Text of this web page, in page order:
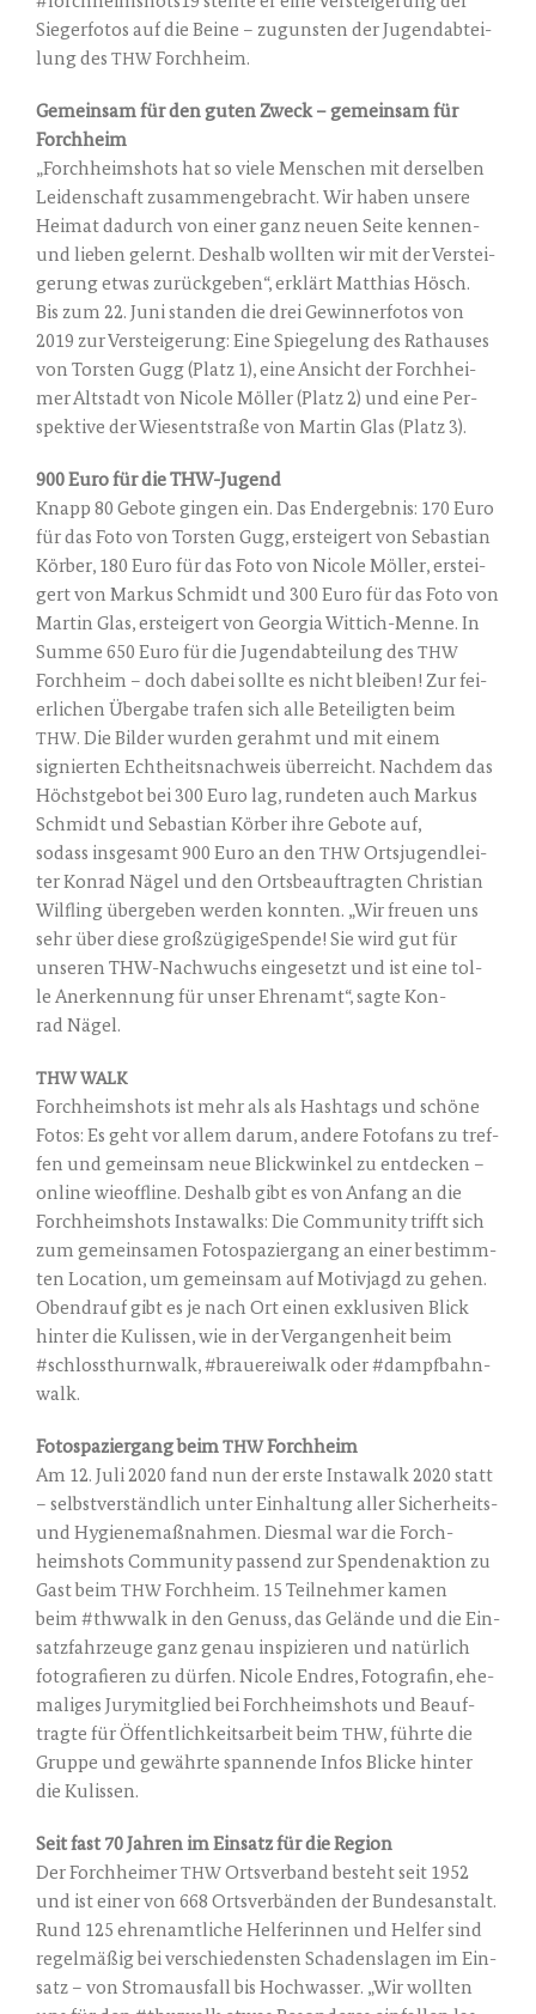
Sie­ger­fo­tos auf die Bei­ne – zuguns­ten der Jugend­ab­tei­
lung des THW Forchheim.
Gemein­sam für den guten Zweck – gemein­sam für
Forchheim
„Forch­heimshots hat so vie­le Men­schen mit der­sel­ben
Lei­den­schaft zusam­men­ge­bracht. Wir haben unse­re
Hei­mat dadurch von einer ganz neu­en Sei­te ken­nen-
und lie­ben gelernt. Des­halb woll­ten wir mit der Ver­stei­
ge­rung etwas zurück­ge­ben“, erklärt Mat­thi­as Hösch.
Bis zum 22. Juni stan­den die drei Gewin­ner­fo­tos von
2019 zur Ver­stei­ge­rung: Eine Spie­ge­lung des Rat­hau­ses
von Tors­ten Gugg (Platz 1), eine Ansicht der Forch­hei­
mer Alt­stadt von Nico­le Möl­ler (Platz 2) und eine Per­
spek­ti­ve der Wies­ent­stra­ße von Mar­tin Glas (Platz 3).
900 Euro für die THW-Jugend
Knapp 80 Gebo­te gin­gen ein. Das End­ergeb­nis: 170 Euro
für das Foto von Tors­ten Gugg, erstei­gert von Sebas­ti­an
Kör­ber, 180 Euro für das Foto von Nico­le Möl­ler, erstei­
gert von Mar­kus Schmidt und 300 Euro für das Foto von
Mar­tin Glas, erstei­gert von Geor­gia Wit­tich-Men­ne. In
Sum­me 650 Euro für die Jugend­ab­tei­lung des THW
Forch­heim – doch dabei soll­te es nicht blei­ben! Zur fei­
er­li­chen Über­ga­be tra­fen sich alle Betei­lig­ten beim
THW. Die Bil­der wur­den gerahmt und mit einem
signier­ten Echt­heits­nach­weis über­reicht. Nach­dem das
Höchst­ge­bot bei 300 Euro lag, run­de­ten auch Mar­kus
Schmidt und Sebas­ti­an Kör­ber ihre Gebo­te auf,
sodass ins­ge­samt 900 Euro an den THW Orts­ju­gend­lei­
ter Kon­rad Nägel und den Orts­be­auf­trag­ten Chris­ti­an
Wilf­ling über­ge­ben wer­den konn­ten. „Wir freu­en uns
sehr über die­se groß­zü­gi­ge­Spen­de! Sie wird gut für
unse­ren THW-Nach­wuchs ein­ge­setzt und ist eine tol­
le Aner­ken­nung für unser Ehren­amt“, sag­te Kon­
rad Nägel.
THW WALK
Forch­heimshots ist mehr als als Hash­tags und schö­ne
Fotos: Es geht vor allem dar­um, ande­re Foto­fans zu tref­
fen und gemein­sam neue Blick­win­kel zu ent­de­cken –
online wie­off­line. Des­halb gibt es von Anfang an die
Forch­heimshots Insta­walks: Die Com­mu­ni­ty trifft sich
zum gemein­sa­men Foto­spa­zier­gang an einer bestimm­
ten Loca­ti­on, um gemein­sam auf Moti­v­jagd zu gehen.
Oben­drauf gibt es je nach Ort einen exklu­si­ven Blick
hin­ter die Kulis­sen, wie in der Ver­gan­gen­heit beim
#schloss­thurn­walk, #braue­rei­walk oder #dampf­bahn­
walk.
Foto­spa­zier­gang beim THW Forchheim
Am 12. Juli 2020 fand nun der ers­te Insta­walk 2020 statt
– selbst­ver­ständ­lich unter Ein­hal­tung aller Sicher­heits-
und Hygie­ne­maß­nah­men. Dies­mal war die Forch­
heimshots Com­mu­ni­ty pas­send zur Spen­den­ak­ti­on zu
Gast beim THW Forch­heim. 15 Teil­neh­mer kamen
beim #thwwalk in den Genuss, das Gelän­de und die Ein­
satz­fahr­zeu­ge ganz genau inspi­zie­ren und natür­lich
foto­gra­fie­ren zu dür­fen. Nico­le End­res, Foto­gra­fin, ehe­
ma­li­ges Jury­mit­glied bei Forch­heimshots und Beauf­
trag­te für Öffent­lich­keits­ar­beit beim THW, führ­te die
Grup­pe und gewähr­te span­nen­de Infos Bli­cke hin­ter
die Kulissen.
Seit fast 70 Jah­ren im Ein­satz für die Region
Der Forch­hei­mer THW Orts­ver­band besteht seit 1952
und ist einer von 668 Orts­ver­bän­den der Bun­des­an­stalt.
Rund 125 ehren­amt­li­che Hel­fe­rin­nen und Hel­fer sind
regel­mä­ßig bei ver­schie­dens­ten Scha­dens­la­gen im Ein­
satz – von Strom­aus­fall bis Hoch­was­ser. „Wir woll­ten